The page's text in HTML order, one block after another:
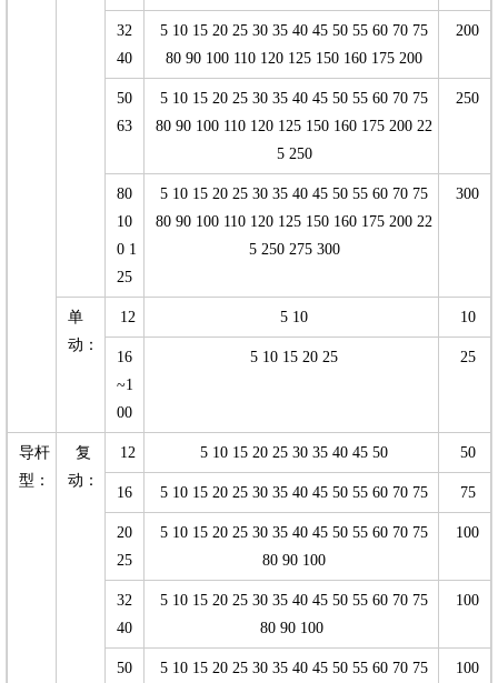
32
40
5 10 15 20 25 30 35 40 45 50 55 60 70 75
80 90 100 110 120 125 150 160 175 200
200
50
63
5 10 15 20 25 30 35 40 45 50 55 60 70 75
80 90 100 110 120 125 150 160 175 200 22
5 250
250
80
10
0 1
25
5 10 15 20 25 30 35 40 45 50 55 60 70 75
80 90 100 110 120 125 150 160 175 200 22
5 250 275 300
300
单
动：
12 5 10 10
16
~1
00
5 10 15 20 25 25
导杆
型：
复
动：
12 5 10 15 20 25 30 35 40 45 50 50
16 5 10 15 20 25 30 35 40 45 50 55 60 70 75 75
20
25
5 10 15 20 25 30 35 40 45 50 55 60 70 75
80 90 100
100
32
40
5 10 15 20 25 30 35 40 45 50 55 60 70 75
80 90 100
100
50
5 10 15 20 25 30 35 40 45 50 55 60 70 75
100